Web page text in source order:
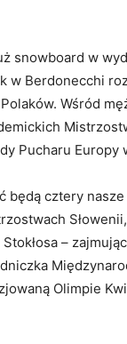
snowboard w
w Berdonecchi
Wśród
Pucharu
będą cztery
–
Olimpie